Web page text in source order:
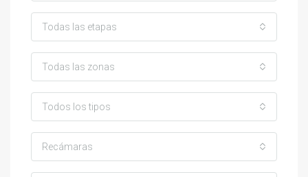
Todas las etapas
Todas las zonas
Todos los tipos
Recámaras